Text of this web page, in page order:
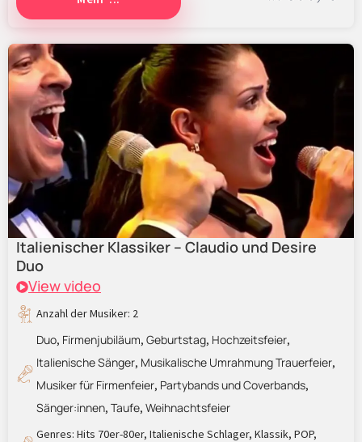
Italienischer Klassiker – Claudio und Desire
Duo
View video
Anzahl der Musiker: 2
Duo, Firmenjubiläum, Geburtstag, Hochzeitsfeier,
Italienische Sänger, Musikalische Umrahmung Trauerfeier,
Musiker für Firmenfeier, Partybands und Coverbands,
Sänger:innen, Taufe, Weihnachtsfeier
Genres: Hits 70er-80er, Italienische Schlager, Klassik, POP,